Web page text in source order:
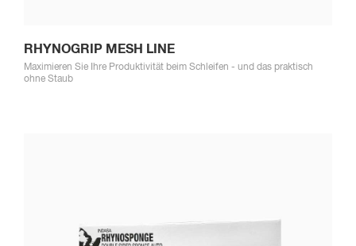
RHYNOGRIP MESH LINE
Maximieren Sie Ihre Produktivität beim Schleifen - und das praktisch
ohne Staub